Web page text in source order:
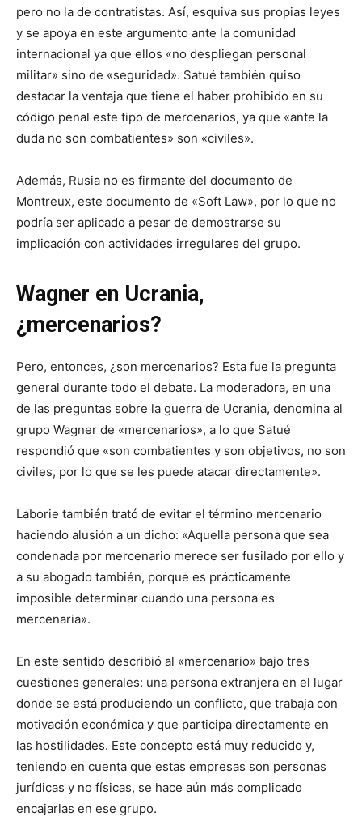
pero no la de contratistas. Así, esquiva sus propias leyes
y se apoya en este argumento ante la comunidad
internacional ya que ellos «no despliegan personal
militar» sino de «seguridad». Satué también quiso
destacar la ventaja que tiene el haber prohibido en su
código penal este tipo de mercenarios, ya que «ante la
duda no son combatientes» son «civiles».
Además, Rusia no es firmante del documento de
Montreux, este documento de «Soft Law», por lo que no
podría ser aplicado a pesar de demostrarse su
implicación con actividades irregulares del grupo.
Wagner en Ucrania,
¿mercenarios?
Pero, entonces, ¿son mercenarios? Esta fue la pregunta
general durante todo el debate. La moderadora, en una
de las preguntas sobre la guerra de Ucrania, denomina al
grupo Wagner de «mercenarios», a lo que Satué
respondió que «son combatientes y son objetivos, no son
civiles, por lo que se les puede atacar directamente».
Laborie también trató de evitar el término mercenario
haciendo alusión a un dicho: «Aquella persona que sea
condenada por mercenario merece ser fusilado por ello y
a su abogado también, porque es prácticamente
imposible determinar cuando una persona es
mercenaria».
En este sentido describió al «mercenario» bajo tres
cuestiones generales: una persona extranjera en el lugar
donde se está produciendo un conflicto, que trabaja con
motivación económica y que participa directamente en
las hostilidades. Este concepto está muy reducido y,
teniendo en cuenta que estas empresas son personas
jurídicas y no físicas, se hace aún más complicado
encajarlas en ese grupo.